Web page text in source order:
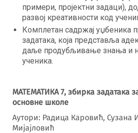
примери, пројектни задаци),
развој креативности код
Комплетан садржај уџбеника
задатака, која представља
даље продубљивање знања и
ученика.
МАТЕМАТИКА 7, збирка задатака
основне школе
Аутори: Радица Каровић, Сузана
Мијајловић